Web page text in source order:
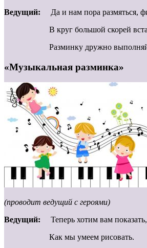
Ведущий:
Да и нам пора размяться,
В круг большой скорей
Разминку дружно
«Музыкальная разминка»
(проводит ведущий с героями)
Ведущий: Теперь хотим вам показать,
Как мы умеем рисовать.